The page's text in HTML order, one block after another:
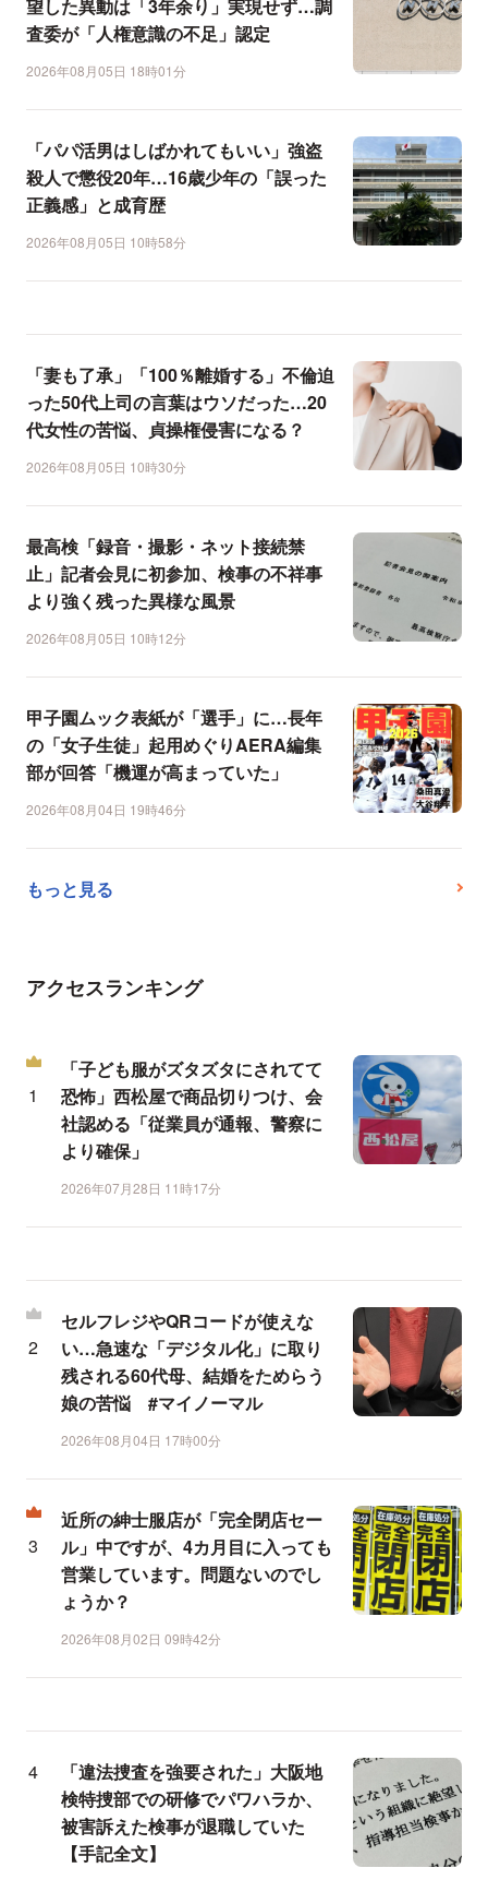
望した異動は「3年余り」実現せず…調
査委が「人権意識の不足」認定
2026年08月05日 18時01分
「パパ活男はしばかれてもいい」強盗
殺人で懲役20年…16歳少年の「誤った
正義感」と成育歴
2026年08月05日 10時58分
「妻も了承」「100％離婚する」不倫迫
った50代上司の言葉はウソだった…20
代女性の苦悩、貞操権侵害になる？
2026年08月05日 10時30分
最高検「録音・撮影・ネット接続禁
止」記者会見に初参加、検事の不祥事
より強く残った異様な風景
2026年08月05日 10時12分
甲子園ムック表紙が「選手」に…長年
の「女子生徒」起用めぐりAERA編集
部が回答「機運が高まっていた」
2026年08月04日 19時46分
もっと見る
アクセスランキング
「子ども服がズタズタにされてて
恐怖」西松屋で商品切りつけ、会
社認める「従業員が通報、警察に
より確保」
2026年07月28日 11時17分
セルフレジやQRコードが使えな
い…急速な「デジタル化」に取り
残される60代母、結婚をためらう
娘の苦悩 #マイノーマル
2026年08月04日 17時00分
近所の紳士服店が「完全閉店セー
ル」中ですが、4カ月目に入っても
営業しています。問題ないのでし
ょうか？
2026年08月02日 09時42分
「違法捜査を強要された」大阪地
検特捜部での研修でパワハラか、
被害訴えた検事が退職していた
【手記全文】